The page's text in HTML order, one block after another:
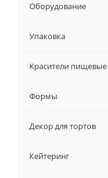
Оборудование
Упаковка
Красители пищевые
Формы
Декор для тортов
Кейтеринг